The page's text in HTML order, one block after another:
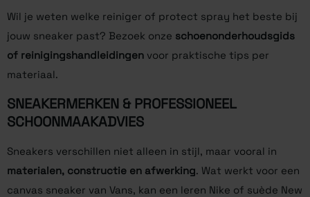
Wil je weten welke reiniger of protect spray het beste bij
jouw sneaker past? Bezoek onze schoenonderhoudsgids
of reinigingshandleidingen voor praktische tips per
materiaal.
SNEAKERMERKEN & PROFESSIONEEL
SCHOONMAAKADVIES
Sneakers verschillen niet alleen in stijl, maar vooral in
materialen, constructie en afwerking. Wat werkt voor een
canvas sneaker van Vans, kan een leren Nike of suède New